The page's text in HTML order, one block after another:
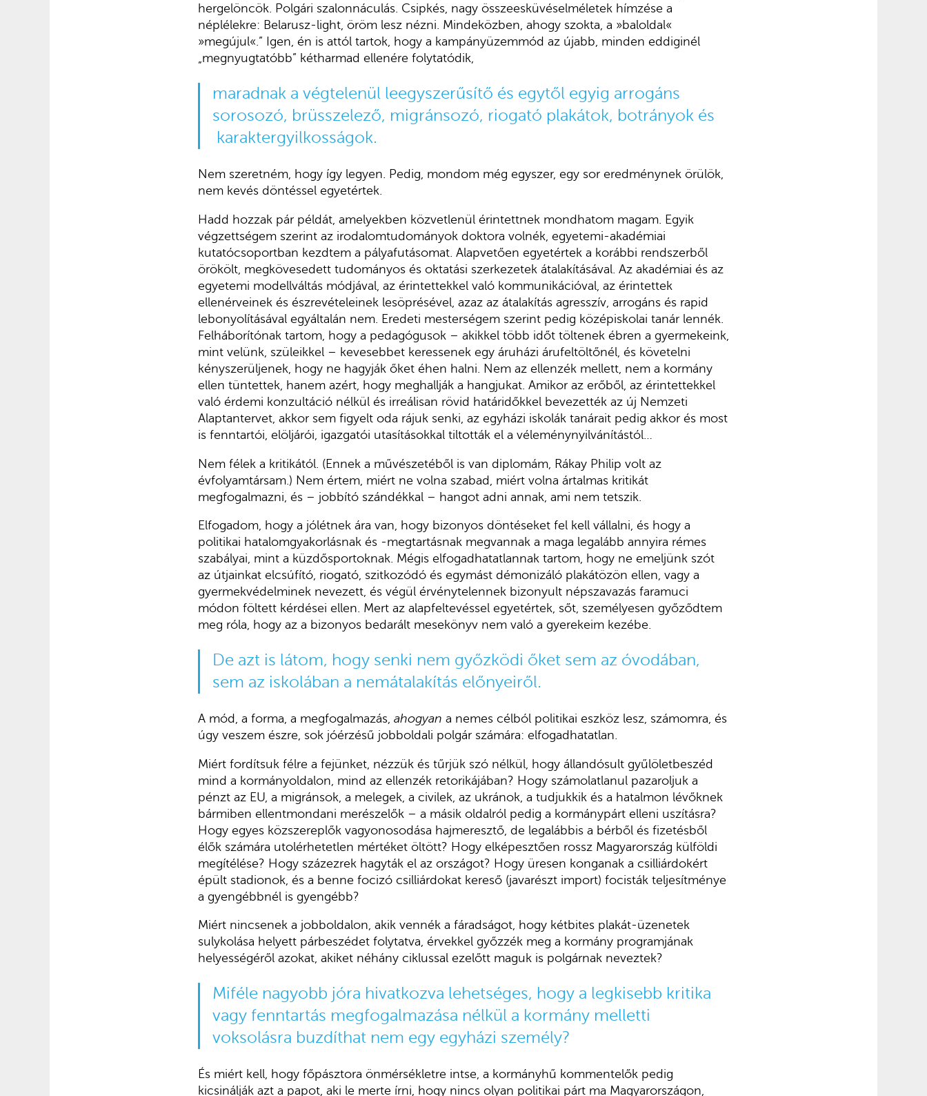
hergelöncök. Polgári szalonnáculás. Csipkés, nagy összeesküvéselméletek hímzése a
néplélekre: Belarusz-light, öröm lesz nézni. Mindeközben, ahogy szokta, a »baloldal«
»megújul«.” Igen, én is attól tartok, hogy a kampányüzemmód az újabb, minden eddiginél
„megnyugtatóbb” kétharmad ellenére folytatódik,
maradnak a végtelenül leegyszerűsítő és egytől egyig arrogáns
sorosozó, brüsszelező, migránsozó, riogató plakátok, botrányok és
karaktergyilkosságok.
Nem szeretném, hogy így legyen. Pedig, mondom még egyszer, egy sor eredménynek örülök,
nem kevés döntéssel egyetértek.
Hadd hozzak pár példát, amelyekben közvetlenül érintettnek mondhatom magam. Egyik
végzettségem szerint az irodalomtudományok doktora volnék, egyetemi-akadémiai
kutatócsoportban kezdtem a pályafutásomat. Alapvetően egyetértek a korábbi rendszerből
örökölt, megkövesedett tudományos és oktatási szerkezetek átalakításával. Az akadémiai és az
egyetemi modellváltás módjával, az érintettekkel való kommunikációval, az érintettek
ellenérveinek és észrevételeinek lesöprésével, azaz az átalakítás agresszív, arrogáns és rapid
lebonyolításával egyáltalán nem. Eredeti mesterségem szerint pedig középiskolai tanár lennék.
Felháborítónak tartom, hogy a pedagógusok – akikkel több időt töltenek ébren a gyermekeink,
mint velünk, szüleikkel – kevesebbet keressenek egy áruházi árufeltöltőnél, és követelni
kényszerüljenek, hogy ne hagyják őket éhen halni. Nem az ellenzék mellett, nem a kormány
ellen tüntettek, hanem azért, hogy meghallják a hangjukat. Amikor az erőből, az érintettekkel
való érdemi konzultáció nélkül és irreálisan rövid határidőkkel bevezették az új Nemzeti
Alaptantervet, akkor sem figyelt oda rájuk senki, az egyházi iskolák tanárait pedig akkor és most
is fenntartói, elöljárói, igazgatói utasításokkal tiltották el a véleménynyilvánítástól…
Nem félek a kritikától. (Ennek a művészetéből is van diplomám, Rákay Philip volt az
évfolyamtársam.) Nem értem, miért ne volna szabad, miért volna ártalmas kritikát
megfogalmazni, és – jobbító szándékkal – hangot adni annak, ami nem tetszik.
Elfogadom, hogy a jólétnek ára van, hogy bizonyos döntéseket fel kell vállalni, és hogy a
politikai hatalomgyakorlásnak és -megtartásnak megvannak a maga legalább annyira rémes
szabályai, mint a küzdősportoknak. Mégis elfogadhatatlannak tartom, hogy ne emeljünk szót
az útjainkat elcsúfító, riogató, szitkozódó és egymást démonizáló plakátözön ellen, vagy a
gyermekvédelminek nevezett, és végül érvénytelennek bizonyult népszavazás faramuci
módon föltett kérdései ellen. Mert az alapfeltevéssel egyetértek, sőt, személyesen győződtem
meg róla, hogy az a bizonyos bedarált mesekönyv nem való a gyerekeim kezébe.
De azt is látom, hogy senki nem győzködi őket sem az óvodában,
sem az iskolában a nemátalakítás előnyeiről.
A mód, a forma, a megfogalmazás, ahogyan a nemes célból politikai eszköz lesz, számomra, és
úgy veszem észre, sok jóérzésű jobboldali polgár számára: elfogadhatatlan.
Miért fordítsuk félre a fejünket, nézzük és tűrjük szó nélkül, hogy állandósult gyűlöletbeszéd
mind a kormányoldalon, mind az ellenzék retorikájában? Hogy számolatlanul pazaroljuk a
pénzt az EU, a migránsok, a melegek, a civilek, az ukránok, a tudjukkik és a hatalmon lévőknek
bármiben ellentmondani merészelők – a másik oldalról pedig a kormánypárt elleni uszításra?
Hogy egyes közszereplők vagyonosodása hajmeresztő, de legalábbis a bérből és fizetésből
élők számára utolérhetetlen mértéket öltött? Hogy elképesztően rossz Magyarország külföldi
megítélése? Hogy százezrek hagyták el az országot? Hogy üresen konganak a csilliárdokért
épült stadionok, és a benne focizó csilliárdokat kereső (javarészt import) focisták teljesítménye
a gyengébbnél is gyengébb?
Miért nincsenek a jobboldalon, akik vennék a fáradságot, hogy kétbites plakát-üzenetek
sulykolása helyett párbeszédet folytatva, érvekkel győzzék meg a kormány programjának
helyességéről azokat, akiket néhány ciklussal ezelőtt maguk is polgárnak neveztek?
Miféle nagyobb jóra hivatkozva lehetséges, hogy a legkisebb kritika
vagy fenntartás megfogalmazása nélkül a kormány melletti
voksolásra buzdíthat nem egy egyházi személy?
És miért kell, hogy főpásztora önmérsékletre intse, a kormányhű kommentelők pedig
kicsinálják azt a papot, aki le merte írni, hogy nincs olyan politikai párt ma Magyarországon,